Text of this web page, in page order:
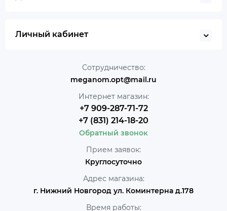
Личный кабинет
Сотрудничество:
meganom.opt@mail.ru
Интернет магазин:
+7 909-287-71-72
+7 (831) 214-18-20
Обратный звонок
Прием заявок:
Круглосуточно
Адрес магазина:
г. Нижний Новгород ул. Коминтерна д.178
Время работы: